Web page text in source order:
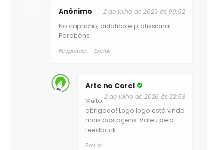
Anônimo 2 de julho de 2026 às 09:52
No capricho, didático e profissional....
Parabéns
Responder Excluir
Arte no Corel
2 de julho de 2026 às 22:53
Muito
obrigado! Logo logo está vindo
mais postagens. Valeu pelo
feedback.
Excluir